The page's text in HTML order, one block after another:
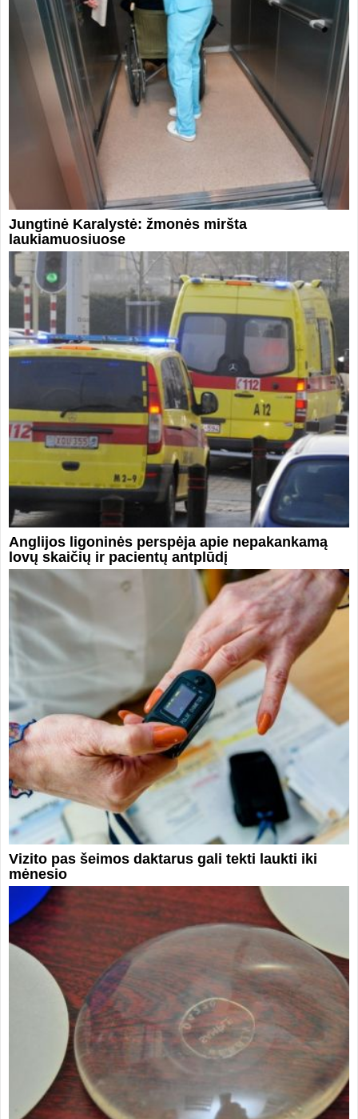
Jungtinė Karalystė: žmonės miršta
laukiamuosiuose
Anglijos ligoninės perspėja apie nepakankamą
lovų skaičių ir pacientų antplūdį
Vizito pas šeimos daktarus gali tekti laukti iki
mėnesio